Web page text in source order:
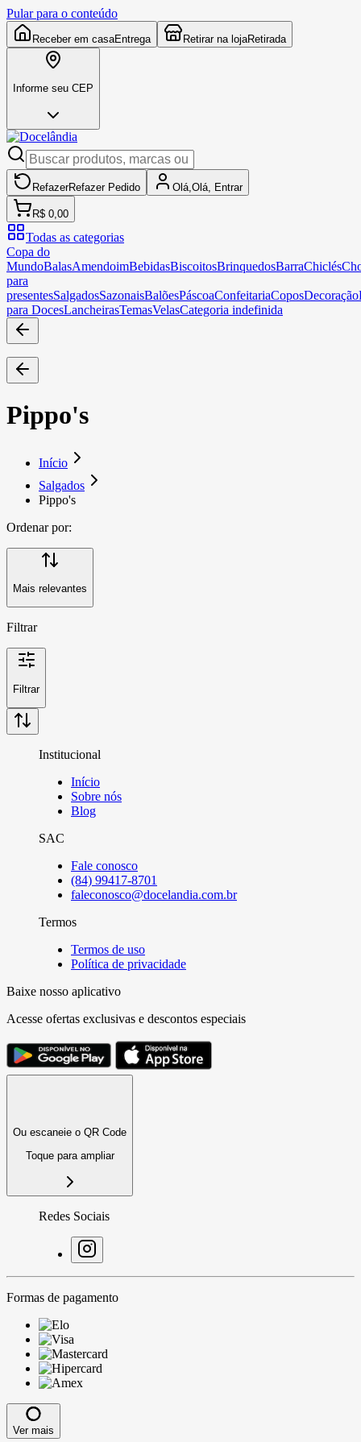
Pular para o conteúdo
Receber em casaEntrega Retirar na lojaRetirada
Informe seu CEP
RefazerRefazer Pedido Olá, Olá, Entrar
R$ 0,00
Todas as categorias
Copa do
MundoBalasAmendoimBebidasBiscoitosBrinquedosBarraChiclés
para
presentesSalgadosSazonaisBalõesPáscoaConfeitariaCoposDecoração
para DocesLancheirasTemasVelasCategoria indefinida
Pippo's
Início
Salgados
Pippo's
Ordenar por:
Mais relevantes
Filtrar
Filtrar
Institucional
Início
Sobre nós
Blog
SAC
Fale conosco
(84) 99417-8701
faleconosco@docelandia.com.br
Termos
Termos de uso
Política de privacidade
Baixe nosso aplicativo
Acesse ofertas exclusivas e descontos especiais
Ou escaneie o QR Code
Toque para ampliar
Redes Sociais
Formas de pagamento
Ver mais